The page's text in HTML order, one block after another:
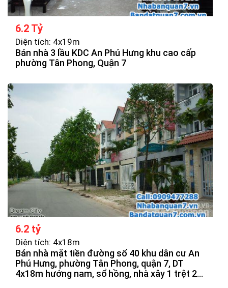
6.2 Tỷ
Diện tích: 4x19m
Bán nhà 3 lầu KDC An Phú Hưng khu cao cấp
phường Tân Phong, Quận 7
6.2 tỷ
Diện tích: 4x18m
Bán nhà mặt tiền đường số 40 khu dân cư An
Phú Hưng, phường Tân Phong, quận 7, DT
4x18m hướng nam, sổ hồng, nhà xây 1 trệt 2